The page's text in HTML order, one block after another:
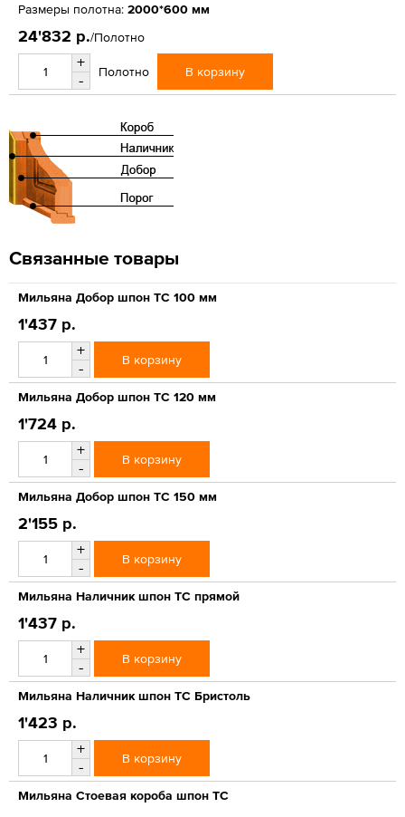
Размеры полотна: 2000*600 мм
24'832 р./Полотно
+
-
Полотно В корзину
Связанные товары
Мильяна Добор шпон ТС 100 мм
1'437 р.
+
-
В корзину
Мильяна Добор шпон ТС 120 мм
1'724 р.
+
-
В корзину
Мильяна Добор шпон ТС 150 мм
2'155 р.
+
-
В корзину
Мильяна Наличник шпон ТС прямой
1'437 р.
+
-
В корзину
Мильяна Наличник шпон ТС Бристоль
1'423 р.
+
-
В корзину
Мильяна Стоевая короба шпон ТС